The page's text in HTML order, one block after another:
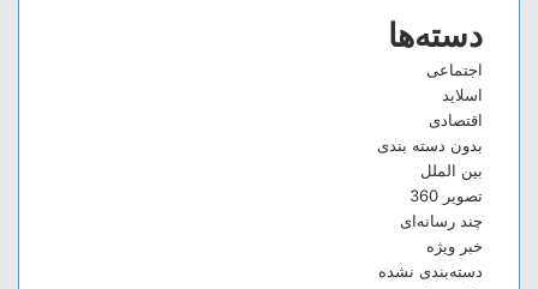
دسته‌ها
اجتماعی
اسلاید
اقتصادی
بدون دسته بندی
بین الملل
تصویر 360
چند رسانه‌ای
خبر ویژه
دسته‌بندی نشده